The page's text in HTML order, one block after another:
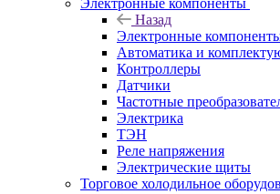
Электронные компоненты
Назад
Электронные
Автоматика и
Контроллеры
Датчики
Частотные
Электрика
ТЭН
Реле напряжения
Электрические щиты
Торговое холодильное